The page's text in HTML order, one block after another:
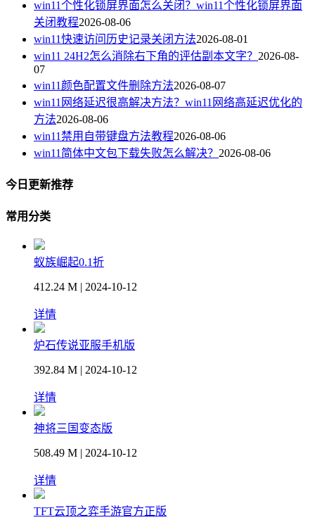
win11个性化锁屏界面怎么关闭？win11个性化锁屏界面
关闭教程2026-08-06
win11快速访问历史记录关闭方法2026-08-01
win11 24H2怎么消除右下角的评估副本文字？ 2026-08-
07
win11颜色配置文件删除方法2026-08-07
win11网络延迟很高解决方法？win11网络高延迟优化的
方法2026-08-06
win11禁用自带键盘方法教程2026-08-06
win11简体中文包下载失败怎么解决？ 2026-08-06
今日更新推荐
常用分类
蚁族崛起0.1折
412.24 M | 2024-10-12
详情
炉石传说亚服手机版
392.84 M | 2024-10-12
详情
神将三国变态版
508.49 M | 2024-10-12
详情
TFT云顶之弈手游官方正版